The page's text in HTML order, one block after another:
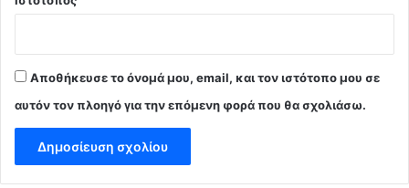
Αποθήκευσε το όνομά μου, email, και τον ιστότοπο μου σε
αυτόν τον πλοηγό για την επόμενη φορά που θα σχολιάσω.